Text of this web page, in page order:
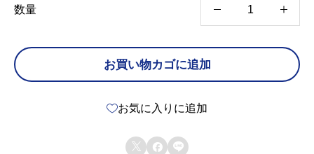
数量
A
M
お買い物カゴに追加
お気に入りに追加
  